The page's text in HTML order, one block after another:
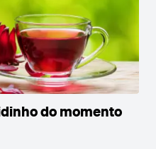
do momento